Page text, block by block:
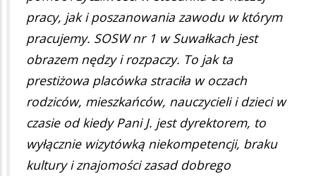
pracy, jak i poszanowania zawodu w którym
pracujemy. SOSW nr 1 w Suwałkach jest
obrazem nędzy i rozpaczy. To jak ta
prestiżowa placówka straciła w oczach
rodziców, mieszkańców, nauczycieli i dzieci w
czasie od kiedy Pani J. jest dyrektorem, to
wyłącznie wizytówką niekompetencji, braku
kultury i znajomości zasad dobrego